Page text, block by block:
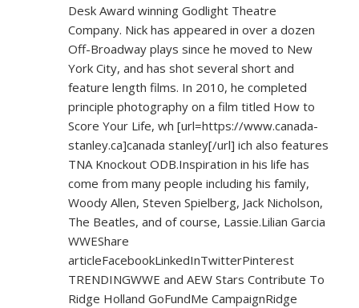
Desk Award winning Godlight Theatre
Company. Nick has appeared in over a dozen
Off-Broadway plays since he moved to New
York City, and has shot several short and
feature length films. In 2010, he completed
principle photography on a film titled How to
Score Your Life, wh [url=https://www.canada-
stanley.ca]canada stanley[/url] ich also features
TNA Knockout ODB.Inspiration in his life has
come from many people including his family,
Woody Allen, Steven Spielberg, Jack Nicholson,
The Beatles, and of course, Lassie.Lilian Garcia
WWEShare
articleFacebookLinkedInTwitterPinterest
TRENDINGWWE and AEW Stars Contribute To
Ridge Holland GoFundMe CampaignRidge